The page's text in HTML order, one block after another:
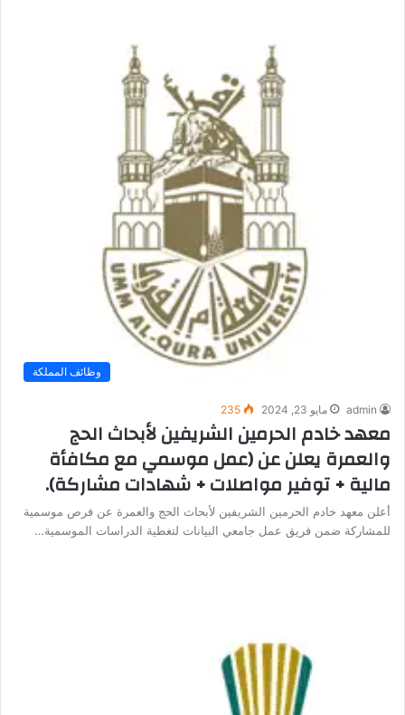
وظائف المملكة
admin مايو 23, 2024 235
معهد خادم الحرمين الشريفين لأبحاث الحج
والعمرة يعلن عن (عمل موسمي مع مكافأة
مالية + توفير مواصلات + شهادات مشاركة).
أعلن معهد خادم الحرمين الشريفين لأبحاث الحج والعمرة عن فرص موسمية
للمشاركة ضمن فريق عمل جامعي البيانات لتغطية الدراسات الموسمية…